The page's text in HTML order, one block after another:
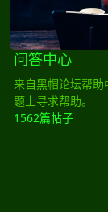
问答中心
来自黑帽论坛帮
题上寻求帮助。
1562篇帖子